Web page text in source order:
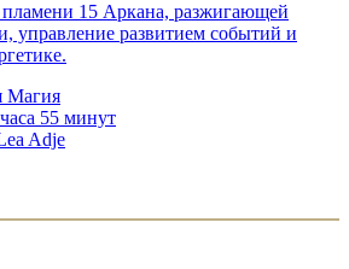
15 Аркана, разжигающей
управление развитием событий и
Магия
55 минут
Adje